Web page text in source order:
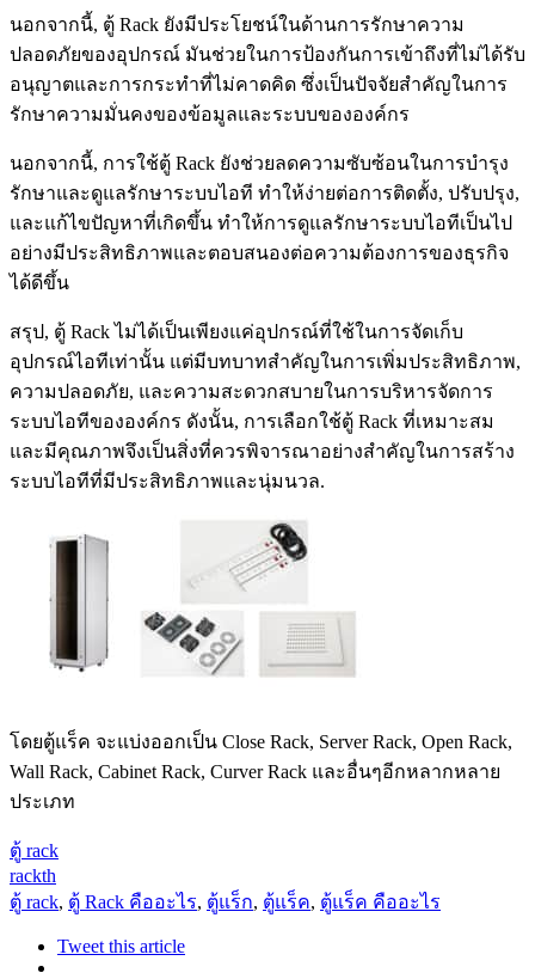
นอกจากนี้, ตู้ Rack ยังมีประโยชน์ในด้านการรักษาความ
ปลอดภัยของอุปกรณ์ มันช่วยในการป้องกันการเข้าถึงที่ไม่ได้รับ
อนุญาตและการกระทำที่ไม่คาดคิด ซึ่งเป็นปัจจัยสำคัญในการ
รักษาความมั่นคงของข้อมูลและระบบขององค์กร
นอกจากนี้, การใช้ตู้ Rack ยังช่วยลดความซับซ้อนในการบำรุง
รักษาและดูแลรักษาระบบไอที ทำให้ง่ายต่อการติดตั้ง, ปรับปรุง,
และแก้ไขปัญหาที่เกิดขึ้น ทำให้การดูแลรักษาระบบไอทีเป็นไป
อย่างมีประสิทธิภาพและตอบสนองต่อความต้องการของธุรกิจ
ได้ดีขึ้น
สรุป, ตู้ Rack ไม่ได้เป็นเพียงแค่อุปกรณ์ที่ใช้ในการจัดเก็บ
อุปกรณ์ไอทีเท่านั้น แต่มีบทบาทสำคัญในการเพิ่มประสิทธิภาพ,
ความปลอดภัย, และความสะดวกสบายในการบริหารจัดการ
ระบบไอทีขององค์กร ดังนั้น, การเลือกใช้ตู้ Rack ที่เหมาะสม
และมีคุณภาพจึงเป็นสิ่งที่ควรพิจารณาอย่างสำคัญในการสร้าง
ระบบไอทีที่มีประสิทธิภาพและนุ่มนวล.
โดยตู้แร็ค จะแบ่งออกเป็น Close Rack, Server Rack, Open Rack,
Wall Rack, Cabinet Rack, Curver Rack และอื่นๆอีกหลากหลาย
ประเภท
ตู้ rack
rackth
ตู้ rack, ตู้ Rack คืออะไร, ตู้แร็ก, ตู้แร็ค, ตู้แร็ค คืออะไร
Tweet this article